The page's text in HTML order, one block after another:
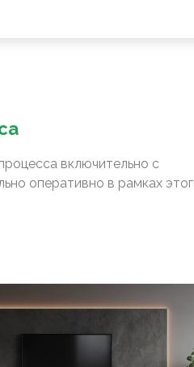
включительно с
оперативно в рамках